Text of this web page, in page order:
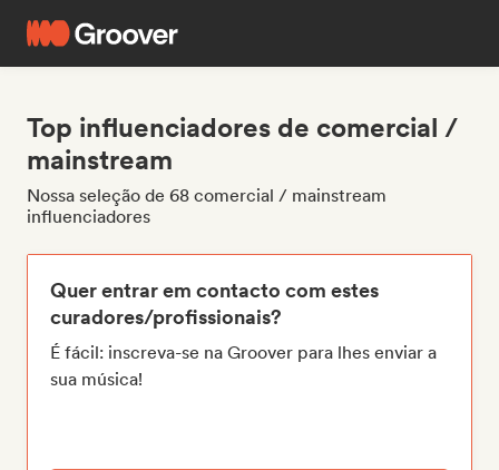
Top influenciadores de comercial /
mainstream
Nossa seleção de 68 comercial / mainstream
influenciadores
Quer entrar em contacto com estes
curadores/profissionais?
É fácil: inscreva-se na Groover para lhes enviar a
sua música!